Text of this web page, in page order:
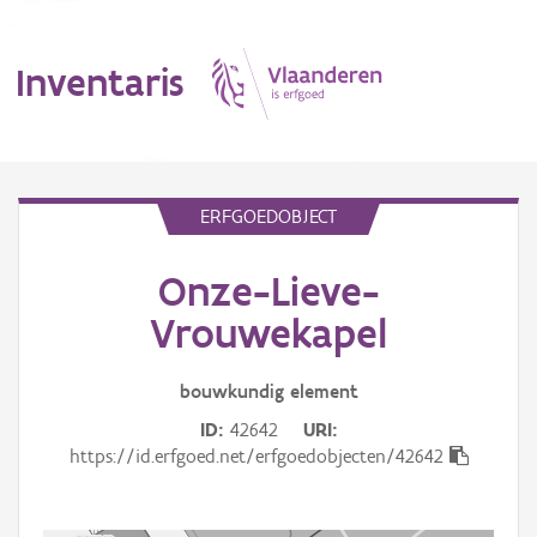
Inventaris
ERFGOEDOBJECT
Onze-Lieve-
Vrouwekapel
bouwkundig element
ID 42642
URI
https://id.erfgoed.net/erfgoedobjecten/42642